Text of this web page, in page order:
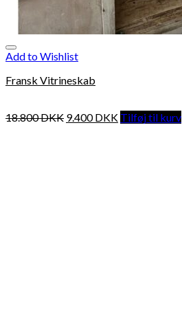
Add to Wishlist
Fransk Vitrineskab
18.800DKK 9.400DKK Tilføj til kurv